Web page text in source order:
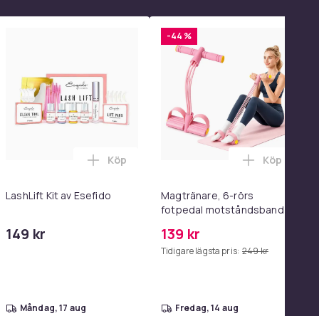
i varukorgen
Lutning i varukorgen
pack Samsung Snabbladdare - Adapter & Kabel 20W USB-C
LashLift Kit av Esefido
149 kr
Lägg till LashLift Kit av Esefido i
Köp
måndag, 17 aug
-44 %
Magtränare, 6-rörs
fotpedal motståndsband –
& Hemmagym Fitness Pink
139 kr
Tidigare lägsta pris: 249 kr
Lägg till
Köp
fredag, 14 aug